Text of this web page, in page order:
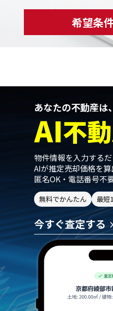
希望条
あなたの不動産は
AI不
物件情報を入力するだ
AIが推定売却価格を算
匿名OK・電話番号不要
無料でかんたん 最短
今すぐ査定する